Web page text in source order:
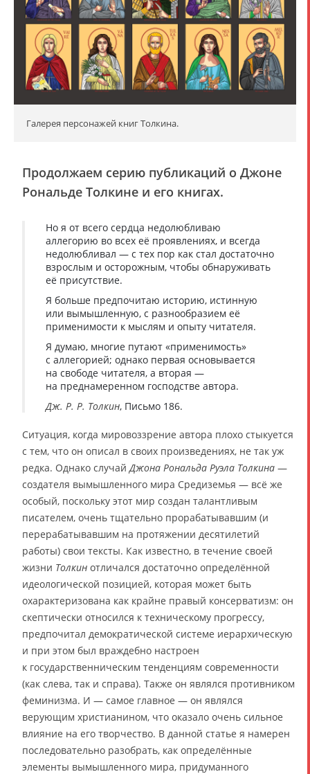
Галерея персонажей книг Толкина.
Продолжаем серию публикаций о Джоне
Рональде Толкине и его книгах.
Но я от всего сердца недолюбливаю
аллегорию во всех её проявлениях, и всегда
недолюбливал — с тех пор как стал достаточно
взрослым и осторожным, чтобы обнаруживать
её присутствие.
Я больше предпочитаю историю, истинную
или вымышленную, с разнообразием её
применимости к мыслям и опыту читателя.
Я думаю, многие путают «применимость»
с аллегорией; однако первая основывается
на свободе читателя, а вторая —
на преднамеренном господстве автора.
Дж. Р. Р. Толкин, Письмо 186.
Ситуация, когда мировоззрение автора плохо стыкуется
с тем, что он описал в своих произведениях, не так уж
редка. Однако случайДжона Рональда Руэла Толкина —
создателя вымышленного мира Средиземья — всё же
особый, поскольку этот мир создан талантливым
писателем, очень тщательно прорабатывавшим (и
перерабатывавшим на протяжении десятилетий
работы) свои тексты. Как известно, в течение своей
жизни Толкин отличался достаточно определённой
идеологической позицией, которая может быть
охарактеризована как крайне правый консерватизм: он
скептически относился к техническому прогрессу,
предпочитал демократической системе иерархическую
и при этом был враждебно настроен
к государственническим тенденциям современности
(как слева, так и справа). Также он являлся противником
феминизма. И — самое главное — он являлся
верующим христианином, что оказало очень сильное
влияние на его творчество. В данной статье я намерен
последовательно разобрать, как определённые
элементы вымышленного мира, придуманного